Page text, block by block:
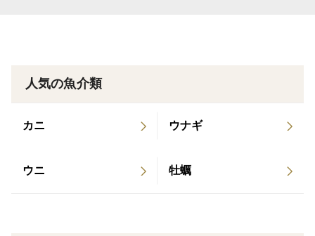
人気の魚介類
カニ ウナギ
ウニ 牡蠣